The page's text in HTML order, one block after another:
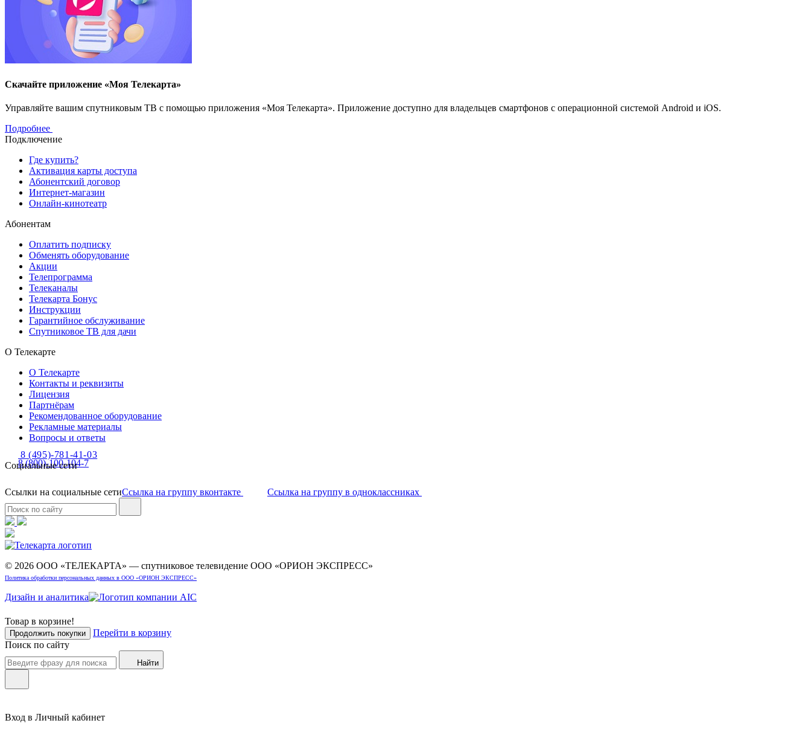
Скачайте приложение «Моя Телекарта»
Управляйте вашим спутниковым ТВ с помощью приложения «Моя Телекарта». Приложение доступно для владельцев смартфонов с операционной системой Android и iOS.
Подробнее
Подключение
Где купить?
Активация карты доступа
Абонентский договор
Интернет-магазин
Онлайн-кинотеатр
Абонентам
Оплатить подписку
Обменять оборудование
Акции
Телепрограмма
Телеканалы
Телекарта Бонус
Инструкции
Гарантийное обслуживание
Спутниковое ТВ для дачи
О Телекарте
О Телекарте
Контакты и реквизиты
Лицензия
Партнёрам
Рекомендованное оборудование
Рекламные материалы
Вопросы и ответы
8 (800)-100-104-7
8 (495)-781-41-03
Социальные сети
Ссылки на социальные сетиСсылка на группу вконтакте Ссылка на группу в одноклассниках
© 2026 ООО «ТЕЛЕКАРТА» — спутниковое телевидение ООО «ОРИОН ЭКСПРЕСС»
Политика обработки персональных данных в ООО «ОРИОН ЭКСПРЕСС»
Дизайн и аналитика
Товар в корзине!
Продолжить покупки
Перейти в корзину
Поиск по сайту
Найти
Вход в Личный кабинет